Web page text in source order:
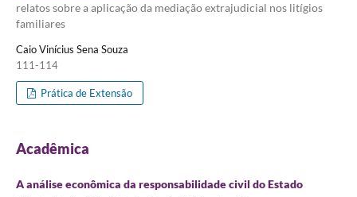
relatos sobre a aplicação da mediação extrajudicial nos litígios
familiares
Caio Vinícius Sena Souza
111-114
Prática de Extensão
Acadêmica
A análise econômica da responsabilidade civil do Estado